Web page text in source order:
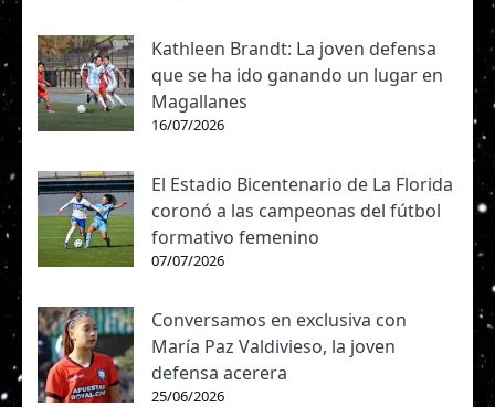
Kathleen Brandt: La joven defensa
que se ha ido ganando un lugar en
Magallanes
16/07/2026
El Estadio Bicentenario de La Florida
coronó a las campeonas del fútbol
formativo femenino
07/07/2026
Conversamos en exclusiva con
María Paz Valdivieso, la joven
defensa acerera
25/06/2026